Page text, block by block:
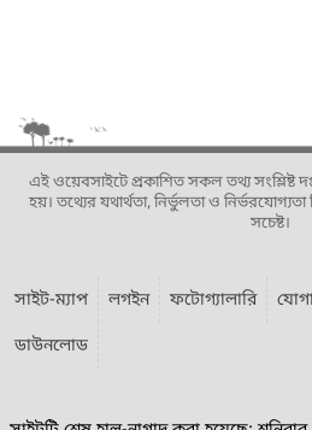
এই ওয়েবসাইটে প্রকাশিত সকল তথ্য সংশ্লিষ্ট
হয়। তথ্যের যথার্থতা, নির্ভুলতা ও নির্ভরযোগ্যতা
সচেষ্ট।
সাইট-ম্যাপ লগইন ফটোগ্যালারি
ডাউনলোড